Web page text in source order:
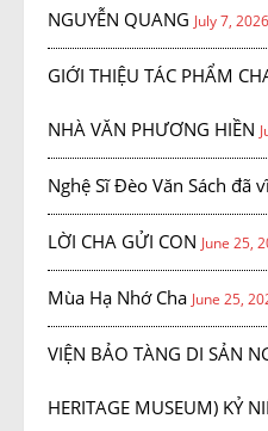
NGUYỄN QUANG July 7, 2026
GIỚI THIỆU TÁC PHẨM
NHÀ VĂN PHƯƠNG HIỀN
Nghệ Sĩ Đèo Văn Sách đã
LỜI CHA GỬI CON June 25,
Mùa Hạ Nhớ Cha June 25,
VIỆN BẢO TÀNG DI SẢN
HERITAGE MUSEUM) KỶ